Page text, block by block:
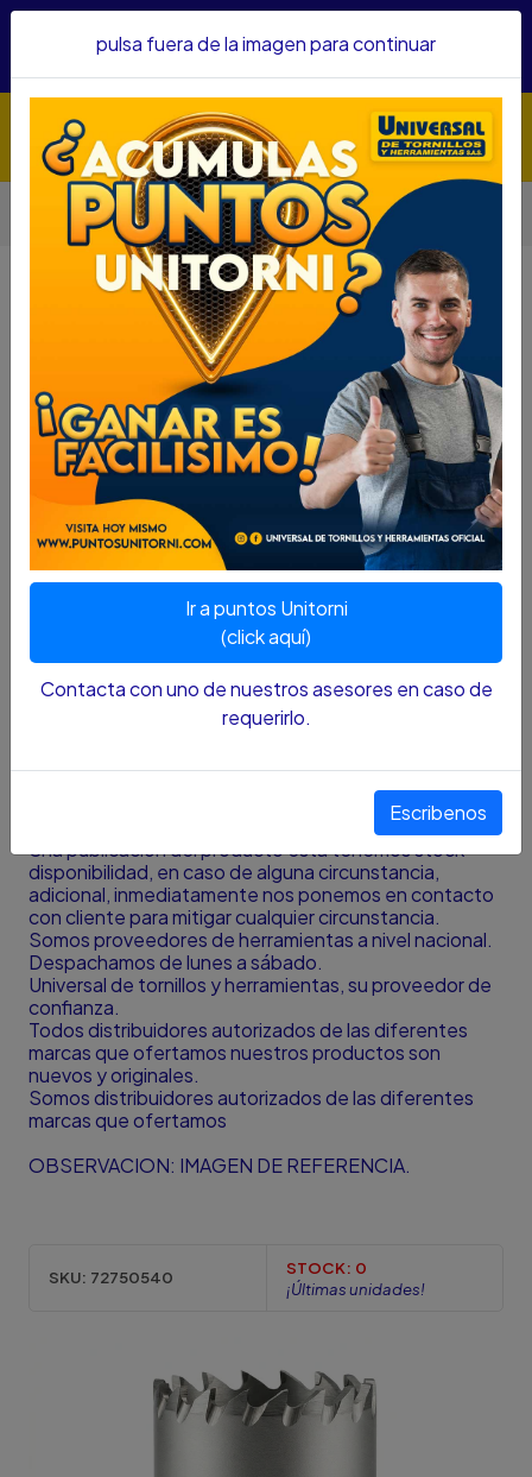
confianza&nbsp;Recibe un KIT PARRILLERO por compras
Herramientas
Accesorios Para Herramientas
Sierra Copas
SIERRA COPA RANGER 1 1/4 1128038
SIERRA COPA RANGER 1 1/4 1128038
SIERRA COPA RANGER 1 1/4
SKU....72750540
DESCRIPCIÓN....
ESPECIFICACIONES
Sierra copa M42 8% Cobalt
Color blanco
Marca Ranger
HSS
Nota:El color y el tamaño presentado en la fotografía
es una aproximación al color y tamaño real y puede
¿HAY DISPONIBILIDAD DEL PRODUCTO?
Si la publicación del producto está tenemos stock
disponibilidad, en caso de alguna circunstancia,
adicional, inmediatamente nos ponemos en contacto
con cliente para mitigar cualquier circunstancia.
Somos proveedores de herramientas a nivel nacional.
Despachamos de lunes a sábado.
Universal de tornillos y herramientas, su proveedor de
confianza.
Todos distribuidores autorizados de las diferentes
marcas que ofertamos nuestros productos son
nuevos y originales.
Somos distribuidores autorizados de las diferentes
marcas que ofertamos
OBSERVACION: IMAGEN DE REFERENCIA.
SKU: 72750540 STOCK: 0
¡Últimas unidades!
pulsa fuera de la imagen para continuar
Ir a puntos Unitorni
(click aquí)
Contacta con uno de nuestros asesores en caso de
requerirlo.
Escribenos